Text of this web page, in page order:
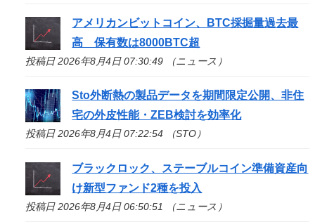
アメリカンビットコイン、BTC採掘量過去最
高 保有数は8000BTC超
投稿日 2026年8月4日 07:30:49 （ニュース）
Sto外断熱の製品データを期間限定公開、非住
宅の外皮性能・ZEB検討を効率化
投稿日 2026年8月4日 07:22:54 （STO）
ブラックロック、ステーブルコイン準備資産向
け新型ファンド2種を投入
投稿日 2026年8月4日 06:50:51 （ニュース）